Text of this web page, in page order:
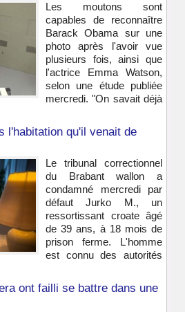
Les moutons sont
capables de reconnaître
Barack Obama sur une
photo après l'avoir vue
plusieurs fois, ainsi que
l'actrice Emma Watson,
selon une étude publiée
mercredi. "On savait déjà
l'habitation qu'il venait de
Le tribunal correctionnel
du Brabant wallon a
condamné mercredi par
défaut Jurko M., un
ressortissant croate âgé
de 39 ans, à 18 mois de
prison ferme. L'homme
est connu des autorités
ont failli se battre dans une